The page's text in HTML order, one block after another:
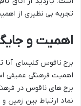
تجربه بی نظیری از
اهمیت و
برج ناقوس کلیسای آنا
اهمیت فرهنگی عمیقی
برج های ناقوس در
نماد ارتباط بین